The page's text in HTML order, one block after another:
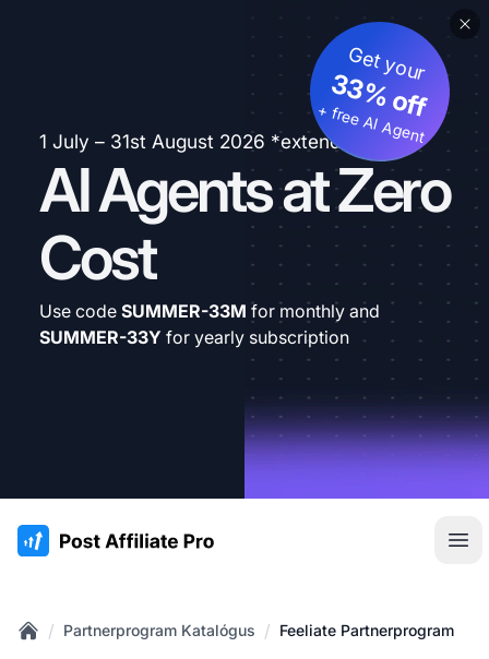
1 July – 31st August 2026 *extended
AI Agents at Zero
Cost
Get your
33% off
+ free AI Agent
Use code SUMMER-33M for monthly and
SUMMER-33Y for yearly subscription
:site.title
/ Partnerprogram Katalógus / Feeliate Partnerprogram